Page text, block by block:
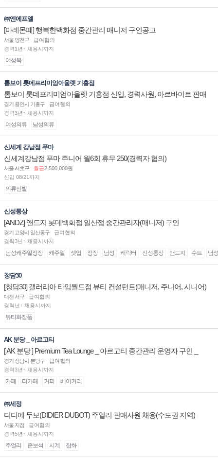
㈜엔에프엘
[마레몬떼] 행복한백화점 중간관리 매니저 구인공고
서울 양천구
급여협의
경력1년↑ 채용시까지
여성복
톰보이 롯데프리미엄아울렛 기흥점
톰보이 롯데프리미엄아울렛 기흥점 신입, 경력사원, 아르바이트 판매
직 구인합니다.
경기 용인시 기흥구
급여협의
경력3년↑ 채용시까지
여성의류 남성의류
신세계 강남점 푸마
신세계강남점 푸마 주니어 월6회 휴무 250(경력자 협의)
서울 서초구 월급2,500,000원
신입 08/21까지
의류신발
신성통상
[ANDZ] 앤드지 롯데백화점 일산점 중간관리자(매니저) 구인
경기 고양시 일산동구
급여협의
경력3년↑ 채용시까지
남성캐주얼정장 캐주얼 셋업 정장 남성 캐릭터 신성통상 앤드지 수트 남
청담30
[청담30] 갤러리아 타임월드점 뷰티 컨설턴트(매니저, 주니어, 시니어)
채용
대전 서구
급여협의
경력년↑ 채용시까지
뷰티화장품
AK 분당 _ 아르고티
[ AK 분당 ] Premium Tea Lounge _ 아르고티 중간관리 운영자 구인 _
경기 성남시 분당구
급여협의
경력3년↑ 채용시까지
카페 티카페 커피 베이커리
㈜세정
디디에 두보(DIDIER DUBOT) 주얼리 판매사원 채용(수도권 지역)
서울 지점
급여협의
경력5년↑ 채용시까지
주얼리 준보석 시계 잡화